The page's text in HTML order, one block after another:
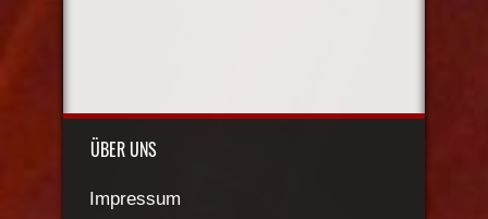
ÜBER UNS
Impressum